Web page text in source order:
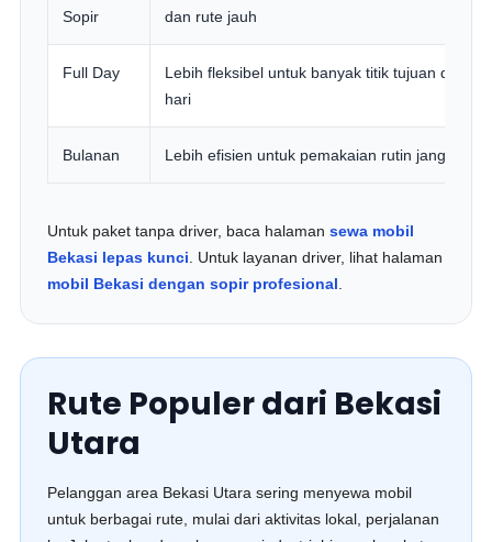
Sopir
dan rute jauh
Full Day
Lebih fleksibel untuk banyak titik tujuan dalam
hari
Bulanan Lebih efisien untuk pemakaian rutin jangka
Untuk paket tanpa driver, baca halamansewa mobil
Bekasi lepas kunci . Untuk layanan driver, lihat halaman
mobil Bekasi dengan sopir profesional
Rute Populer dari Bekasi
Utara
Pelanggan area Bekasi Utara sering menyewa mobil
untuk berbagai rute, mulai dari aktivitas lokal, perjalanan